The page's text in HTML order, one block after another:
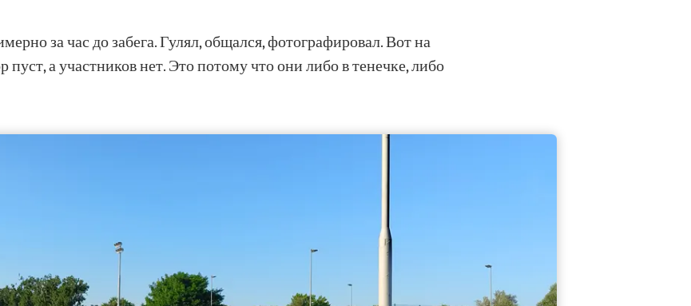
за час до забега. Гулял, общался, фотографировал. Вот на
пуст, а участников нет. Это потому что они либо в тенечке, либо